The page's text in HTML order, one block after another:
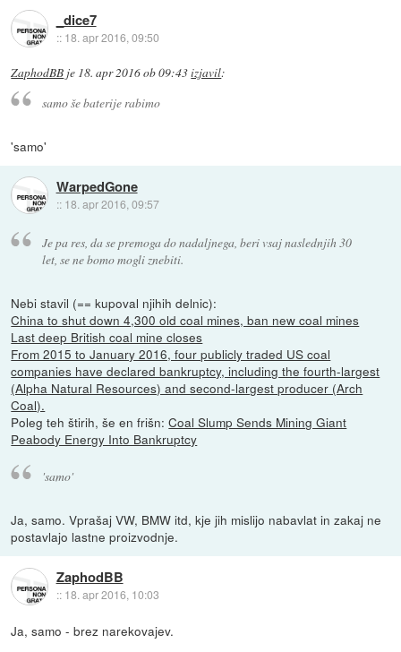
_dice7
:: 18. apr 2016, 09:50
ZaphodBB je 18. apr 2016 ob 09:43izjavil:
samo še baterije rabimo
'samo'
WarpedGone
:: 18. apr 2016, 09:57
Je pa res, da se premoga do nadaljnega, beri vsaj naslednjih 30
let, se ne bomo mogli znebiti.
Nebi stavil (== kupoval njihih delnic):
China to shut down 4,300 old coal mines, ban new coal mines
Last deep British coal mine closes
From 2015 to January 2016, four publicly traded US coal
companies have declared bankruptcy, including the fourth-largest
(Alpha Natural Resources) and second-largest producer (Arch
Coal).
Poleg teh štirih, še en frišn:Coal Slump Sends Mining Giant
Peabody Energy Into Bankruptcy
'samo'
Ja, samo. Vprašaj VW, BMW itd, kje jih mislijo nabavlat in zakaj ne
postavlajo lastne proizvodnje.
ZaphodBB
:: 18. apr 2016, 10:03
Ja, samo - brez narekovajev.